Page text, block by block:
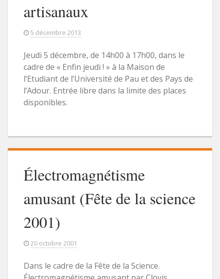
artisanaux
5 décembre 2013
Jeudi 5 décembre, de 14h00 à 17h00, dans le
cadre de « Enfin jeudi ! » à la Maison de
l’Etudiant de l’Université de Pau et des Pays de
l’Adour. Entrée libre dans la limite des places
disponibles.
Électromagnétisme
amusant (Fête de la science
2001)
20 octobre 2001
Dans le cadre de la Fête de la Science.